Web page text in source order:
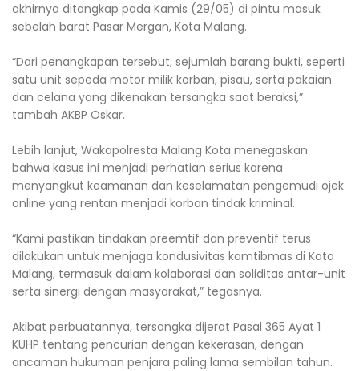
akhirnya ditangkap pada Kamis (29/05) di pintu masuk
sebelah barat Pasar Mergan, Kota Malang.
“Dari penangkapan tersebut, sejumlah barang bukti, seperti
satu unit sepeda motor milik korban, pisau, serta pakaian
dan celana yang dikenakan tersangka saat beraksi,”
tambah AKBP Oskar.
Lebih lanjut, Wakapolresta Malang Kota menegaskan
bahwa kasus ini menjadi perhatian serius karena
menyangkut keamanan dan keselamatan pengemudi ojek
online yang rentan menjadi korban tindak kriminal.
“Kami pastikan tindakan preemtif dan preventif terus
dilakukan untuk menjaga kondusivitas kamtibmas di Kota
Malang, termasuk dalam kolaborasi dan soliditas antar-unit
serta sinergi dengan masyarakat,” tegasnya.
Akibat perbuatannya, tersangka dijerat Pasal 365 Ayat 1
KUHP tentang pencurian dengan kekerasan, dengan
ancaman hukuman penjara paling lama sembilan tahun.